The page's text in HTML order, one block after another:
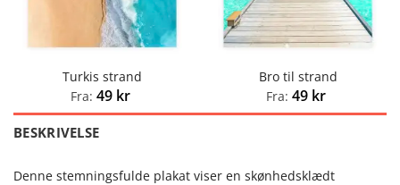
Turkis strand
Fra: 49 kr
Bro til strand
Fra: 49 kr
BESKRIVELSE
Denne stemningsfulde plakat viser en skønhedsklædt